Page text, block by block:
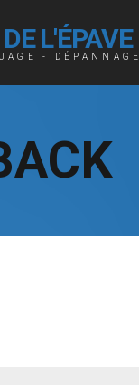
L'ÉPAVE
- DÉPANNAGE